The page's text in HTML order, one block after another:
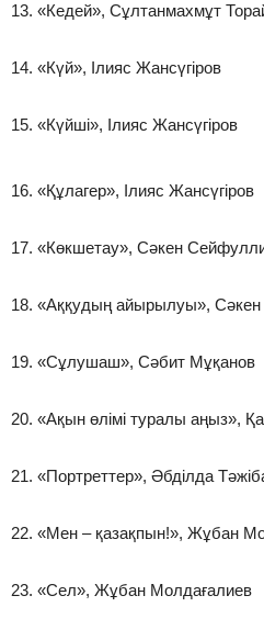
13. «Кедей», Сұлтанмахмұт
14. «Күй», Ілияс Жансүгіров
15. «Күйші», Ілияс Жансүгіров
16. «Құлагер», Ілияс Жансүгіров
17. «Көкшетау», Сәкен
18. «Аққудың айырылуы»,
19. «Сұлушаш», Сәбит Мұқанов
20. «Ақын өлімі туралы аңыз»,
21. «Портреттер», Әбділда
22. «Мен – қазақпын!», Жұбан
23. «Сел», Жұбан Молдағалиев